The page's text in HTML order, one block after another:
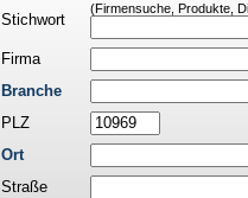
Stichwort
(Firmensuche, Produkte,
Firma
Branche
PLZ
Ort
Straße